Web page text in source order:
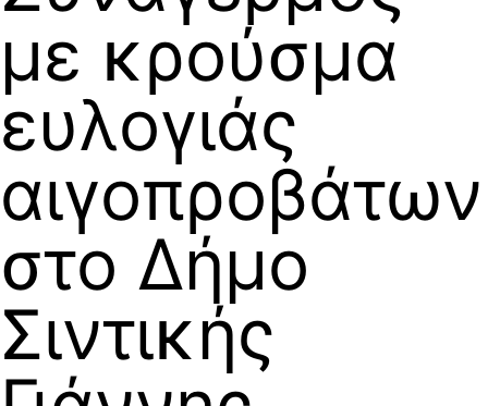
με κρούσμα
ευλογιάς
αιγοπροβάτων
στο Δήμο
Σιντικής